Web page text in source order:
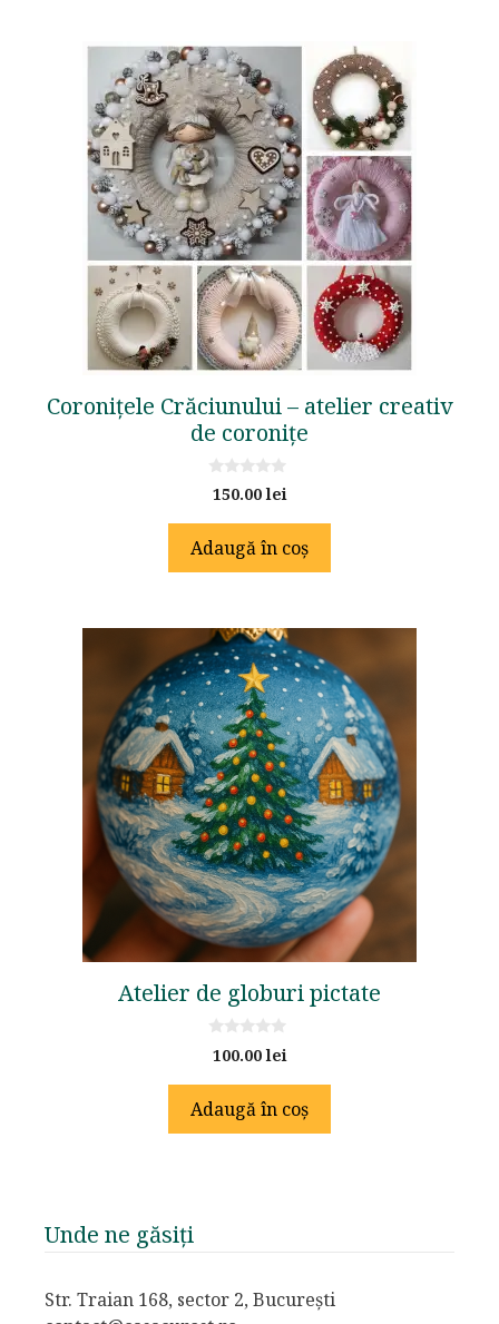
Coronițele Crăciunului – atelier creativ
de coronițe
0
o
o
f
5
150.00lei
Adaugă în coș
Atelier de globuri pictate
0
o
o
f
5
100.00lei
Adaugă în coș
Unde ne găsiți
Str. Traian 168, sector 2, București